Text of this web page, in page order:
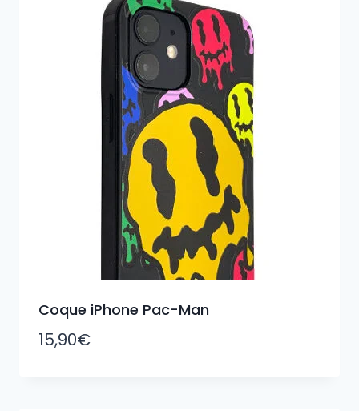
Coque iPhone Pac-Man
15,90€